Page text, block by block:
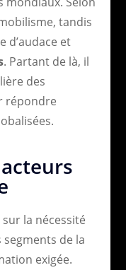
tandis
d’audace et
. Partant de là, il
des
répondre
la nécessité
segments de la
exigée.